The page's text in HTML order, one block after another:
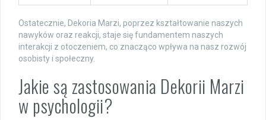
Ostatecznie, Dekoria Marzi, poprzez kształtowanie naszych
nawyków oraz reakcji, staje się fundamentem naszych
interakcji z otoczeniem, co znacząco wpływa na nasz rozwój
osobisty i społeczny.
Jakie są zastosowania Dekorii Marzi
w psychologii?